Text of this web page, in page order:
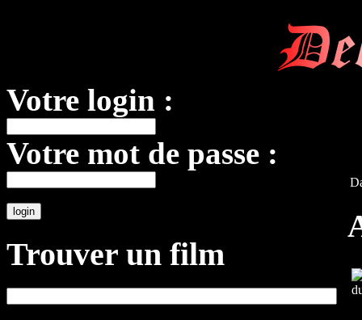
Votre login :
Votre mot de passe :
Trouver un film